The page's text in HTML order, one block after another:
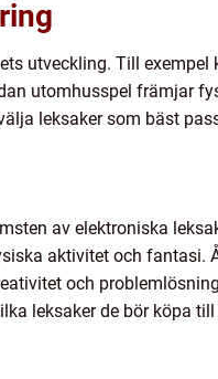
utveckling. Till exempel
utomhusspel främjar
leksaker som bäst
av elektroniska
aktivitet och fantasi.
och
leksaker de bör köpa till